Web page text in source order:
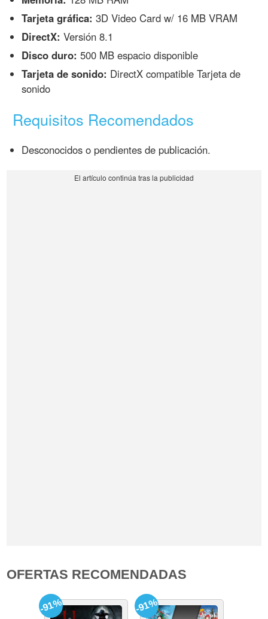
Tarjeta gráfica: 3D Video Card w/ 16 MB VRAM
DirectX: Versión 8.1
Disco duro: 500 MB espacio disponible
Tarjeta de sonido: DirectX compatible Tarjeta de
sonido
Requisitos Recomendados
Desconocidos o pendientes de publicación.
OFERTAS RECOMENDADAS
-91% -91%